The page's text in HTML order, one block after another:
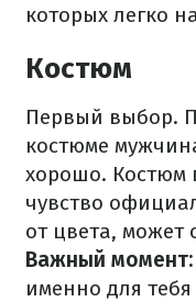
которых легко
Костюм
Первый выбор.
костюме
хорошо. Костюм
чувство
от цвета, может
Важный момент:
именно для